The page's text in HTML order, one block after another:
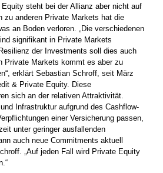
steht bei der Allianz aber nicht auf
zu anderen Private Markets hat die
an Boden verloren. „Die verschiedenen
signifikant in Private Markets
der Investments soll dies auch
Private Markets kommt es aber zu
erklärt Sebastian Schroff, seit März
& Private Equity. Diese
sich an der relativen Attraktivität.
Infrastruktur aufgrund des Cashflow-
einer Versicherung passen,
unter geringer ausfallenden
auch neue Commitments aktuell
„Auf jeden Fall wird Private Equity